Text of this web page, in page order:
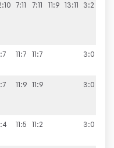
7:11 7:11 11:9 13:11 3:2
11:7 11:7 3:0
11:9 11:9 3:0
11:5 11:2 3:0